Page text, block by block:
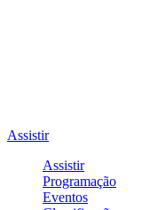
Assistir
Assistir
Programação
Eventos